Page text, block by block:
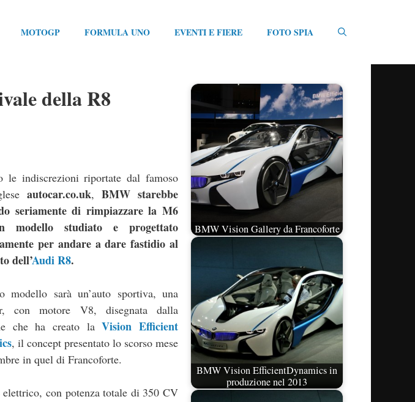
MOTOGP FORMULA UNO EVENTI E FIERE FOTO SPIA
della R8
le indiscrezioni riportate dal famoso
autocar.co.uk, BMW starebbe
seriamente di rimpiazzare la M6
modello studiato e progettato
per andare a dare fastidio al
dell’Audi R8.
modello sarà un’auto sportiva, una
con motore V8, disegnata dalla
che ha creato laVision Efficient
, il concept presentato lo scorso mese
in quel di Francoforte.
con potenza totale di 350 CV
BMW Vision Gallery da Francoforte
BMW Vision EfficientDynamics in
produzione nel 2013